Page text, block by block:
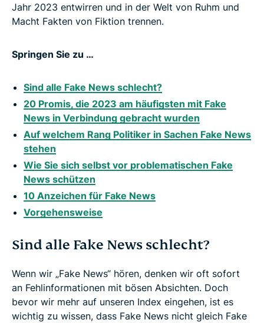
Jahr 2023 entwirren und in der Welt von Ruhm und
Macht Fakten von Fiktion trennen.
Springen Sie zu …
Sind alle Fake News schlecht?
20 Promis, die 2023 am häufigsten mit Fake
News in Verbindung gebracht wurden
Auf welchem Rang Politiker in Sachen Fake News
stehen
Wie Sie sich selbst vor problematischen Fake
News schützen
10 Anzeichen für Fake News
Vorgehensweise
Sind alle Fake News schlecht?
Wenn wir „Fake News“ hören, denken wir oft sofort
an Fehlinformationen mit bösen Absichten. Doch
bevor wir mehr auf unseren Index eingehen, ist es
wichtig zu wissen, dass Fake News nicht gleich Fake